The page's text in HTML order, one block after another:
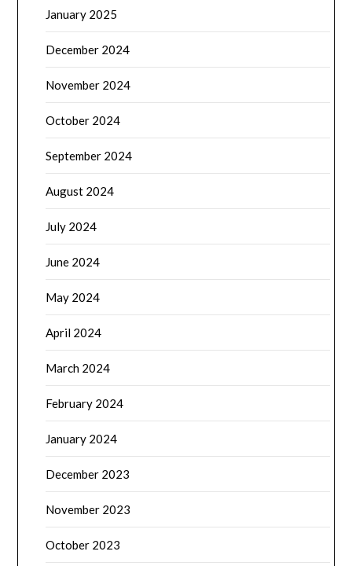
January 2025
December 2024
November 2024
October 2024
September 2024
August 2024
July 2024
June 2024
May 2024
April 2024
March 2024
February 2024
January 2024
December 2023
November 2023
October 2023